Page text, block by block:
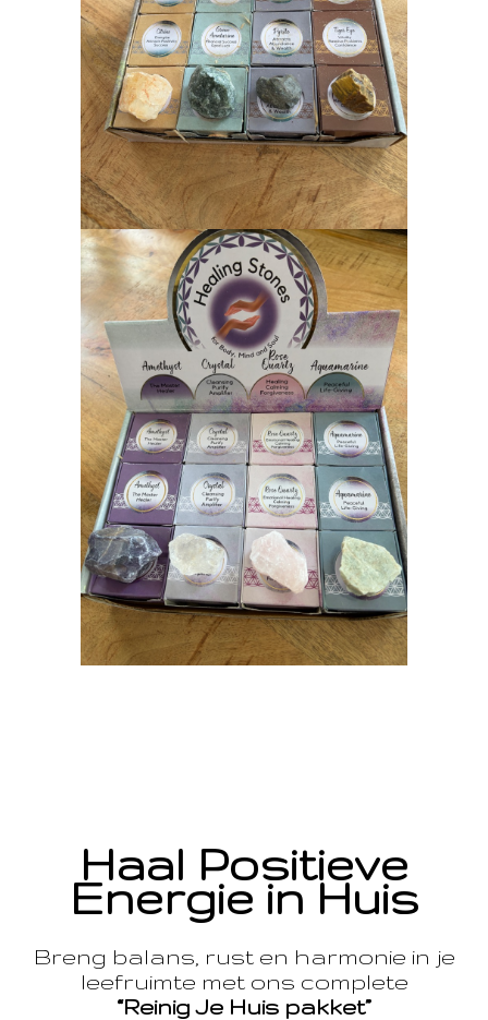
Haal Positieve
Energie in Huis
Breng balans, rust en harmonie in je
leefruimte met ons complete
“Reinig Je Huis pakket”